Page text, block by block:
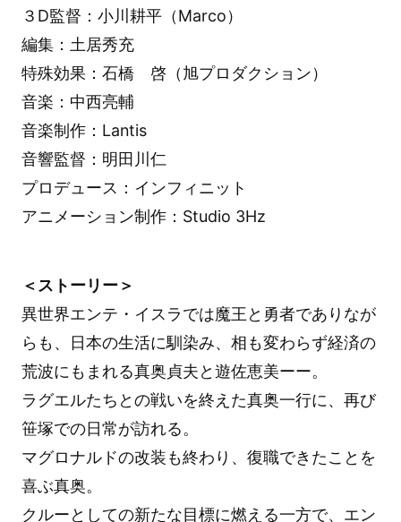
３D監督：小川耕平（Marco）
編集：土居秀充
特殊効果：石橋 啓（旭プロダクション）
音楽：中西亮輔
音楽制作：Lantis
音響監督：明田川仁
プロデュース：インフィニット
アニメーション制作：Studio 3Hz
＜ストーリー＞
異世界エンテ・イスラでは魔王と勇者でありなが
らも、日本の生活に馴染み、相も変わらず経済の
荒波にもまれる真奥貞夫と遊佐恵美ーー。
ラグエルたちとの戦いを終えた真奥一行に、再び
笹塚での日常が訪れる。
マグロナルドの改装も終わり、復職できたことを
喜ぶ真奥。
クルーとしての新たな目標に燃える一方で、エン